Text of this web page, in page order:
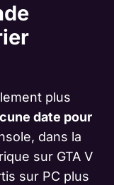
plus
date pour
dans la
sur GTA V
sur PC plus